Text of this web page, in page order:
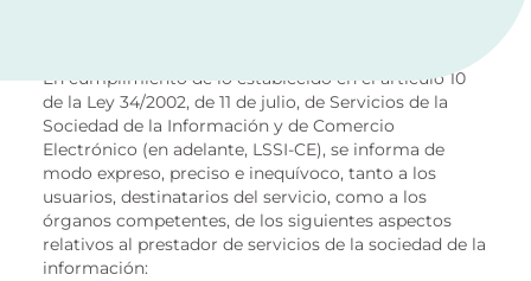
En cumplimiento de lo establecido en el artículo 10
de la Ley 34/2002, de 11 de julio, de Servicios de la
Sociedad de la Información y de Comercio
Electrónico (en adelante, LSSI-CE), se informa de
modo expreso, preciso e inequívoco, tanto a los
usuarios, destinatarios del servicio, como a los
órganos competentes, de los siguientes aspectos
relativos al prestador de servicios de la sociedad de la
información: